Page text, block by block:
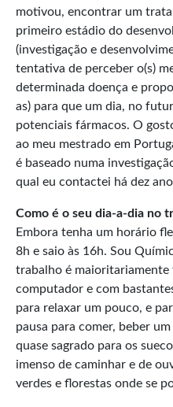
motivou, encontrar um
primeiro estádio do
(investigação e
tentativa de perceber o(s)
determinada doença e
as) para que um dia, no
potenciais fármacos. O
ao meu mestrado em
é baseado numa
qual eu contactei há dez
Como é o seu dia-a-dia no
Embora tenha um horário
8h e saio às 16h. Sou
trabalho é
computador e com
para relaxar um pouco, e
pausa para comer, beber
quase sagrado para os
imenso de caminhar e de
verdes e florestas onde se